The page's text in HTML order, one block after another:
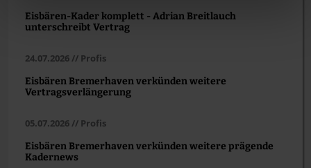
Eisbären-Kader komplett - Adrian Breitlauch
unterschreibt Vertrag
24.07.2026 // Profis
Eisbären Bremerhaven verkünden weitere
Vertragsverlängerung
05.07.2026 // Profis
Eisbären Bremerhaven verkünden weitere prägende
Kadernews